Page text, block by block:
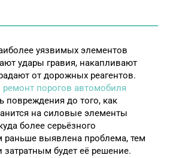
уязвимых элементов
удары гравия, накапливают
от дорожных реагентов.
ремонт порогов автомобиля
повреждения до того, как
на силовые элементы
более серьёзного
раньше выявлена проблема, тем
будет её решение.